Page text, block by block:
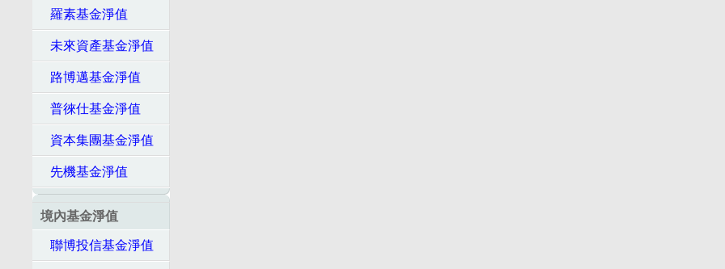
羅素基金淨值
未來資產基金淨值
路博邁基金淨值
普徠仕基金淨值
資本集團基金淨值
先機基金淨值
境內基金淨值
聯博投信基金淨值